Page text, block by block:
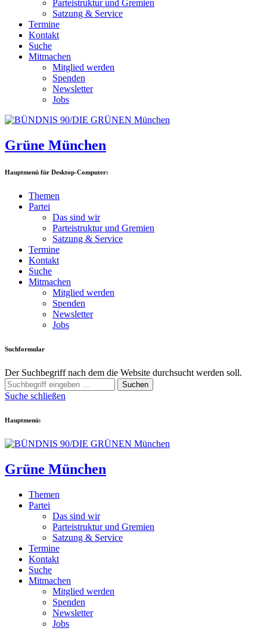
Parteistruktur und Gremien
Satzung & Service
Termine
Kontakt
Suche
Mitmachen
Mitglied werden
Spenden
Newsletter
Jobs
Grüne München
Hauptmenü für Desktop-Computer:
Themen
Partei
Das sind wir
Parteistruktur und Gremien
Satzung & Service
Termine
Kontakt
Suche
Mitmachen
Mitglied werden
Spenden
Newsletter
Jobs
Suchformular
Der Suchbegriff nach dem die Website durchsucht werden soll.
Suchen
Suche schließen
Hauptmenü:
Grüne München
Themen
Partei
Das sind wir
Parteistruktur und Gremien
Satzung & Service
Termine
Kontakt
Suche
Mitmachen
Mitglied werden
Spenden
Newsletter
Jobs